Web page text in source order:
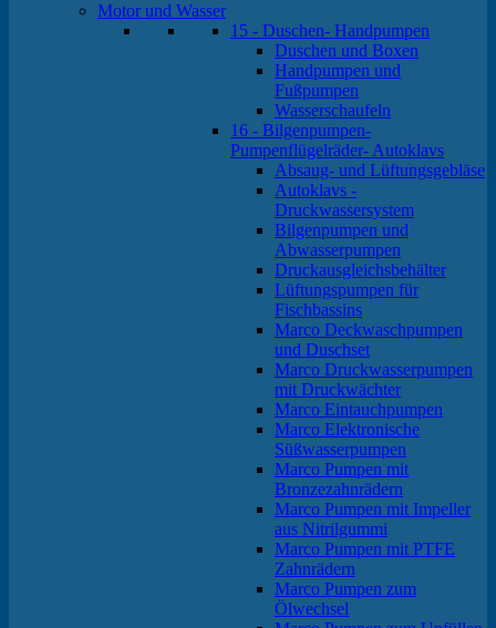
Motor und Wasser
15 - Duschen- Handpumpen
Duschen und Boxen
Handpumpen und
Fußpumpen
Wasserschaufeln
16 - Bilgenpumpen-
Pumpenflügelräder- Autoklavs
Absaug- und Lüftungsgebläse
Autoklavs -
Druckwassersystem
Bilgenpumpen und
Abwasserpumpen
Druckausgleichsbehälter
Lüftungspumpen für
Fischbassins
Marco Deckwaschpumpen
und Duschset
Marco Druckwasserpumpen
mit Druckwächter
Marco Eintauchpumpen
Marco Elektronische
Süßwasserpumpen
Marco Pumpen mit
Bronzezahnrädern
Marco Pumpen mit Impeller
aus Nitrilgummi
Marco Pumpen mit PTFE
Zahnrädern
Marco Pumpen zum
Ölwechsel